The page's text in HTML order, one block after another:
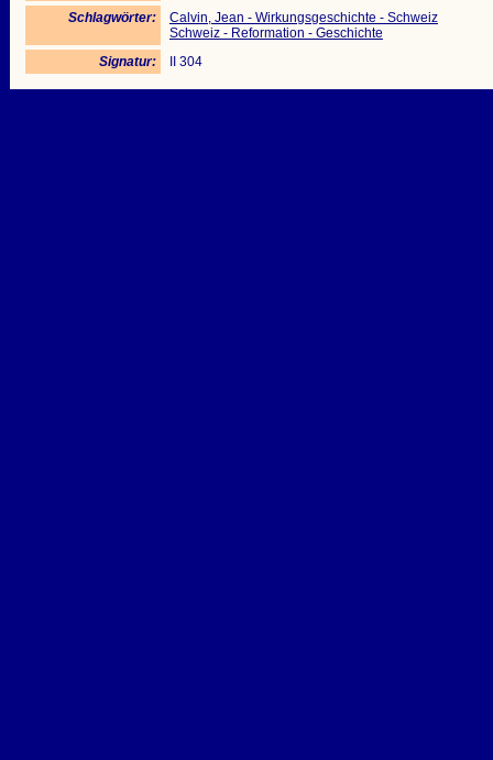
Schlagwörter:
Calvin, Jean - Wirkungsgeschichte - Schweiz
Schweiz - Reformation - Geschichte
Signatur:
II 304